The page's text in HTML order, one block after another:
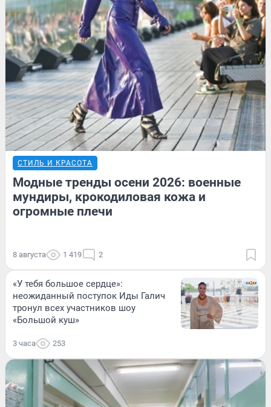
СТИЛЬ И КРАСОТА
Модные тренды осени 2026: военные
мундиры, крокодиловая кожа и
огромные плечи
8 августа 1 419 2
«У тебя большое сердце»:
неожиданный поступок Иды Галич
тронул всех участников шоу
«Большой куш»
3 часа 253